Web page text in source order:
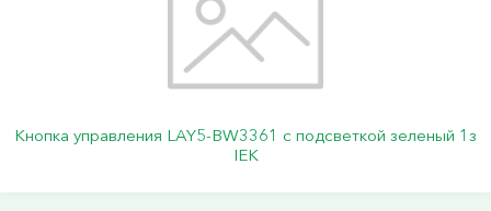
Кнопка управления LAY5-BW3361 с подсветкой зеленый 1з
IEK